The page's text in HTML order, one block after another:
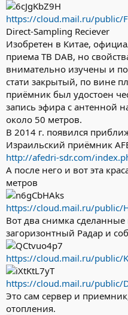
https://cloud.mail.ru/public/
Direct-Sampling Reciever
Изобретен в Китае,
приема ТВ DAB, но
внимательно изучены и
стати закрытый, по вине
приёмник был удостоен
запись эфира с антенной
около 50 метров.
В 2014 г. появился
Израильский приёмник
http://afedri-sdr.com/
А после него и вот эта
метров
https://cloud.mail.ru/public/
Вот два снимка сделанные
загоризонтный Радар и
https://cloud.mail.ru/public/
https://cloud.mail.ru/public/
Это сам сервер и
отопления.